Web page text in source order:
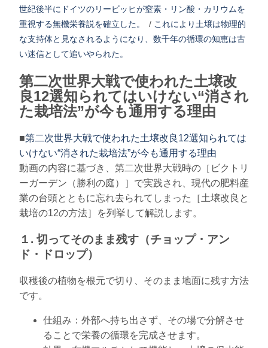
世紀後半にドイツのリービッヒが窒素・リン酸・カリウムを
重視する無機栄養説を確立した。
/ これにより土壌は物理的
な支持体と見なされるようになり、数千年の循環の知恵は古
い迷信として追いやられた。
第二次世界大戦で使われた土壌改
良12選知られてはいけない“消され
た栽培法”が今も通用する理由
■第二次世界大戦で使われた土壌改良12選知られては
いけない“消された栽培法”が今も通用する理由
動画の内容に基づき、第二次世界大戦時の［ビクトリ
ーガーデン（勝利の庭）］で実践され、現代の肥料産
業の台頭とともに忘れ去られてしまった［土壌改良と
栽培の12の方法］を列挙して解説します。
１. 切ってそのまま残す（チョップ・アン
ド・ドロップ）
収穫後の植物を根元で切り、そのまま地面に残す方法
です。
仕組み：外部へ持ち出さず、その場で分解させ
ることで栄養の循環を完成させます。